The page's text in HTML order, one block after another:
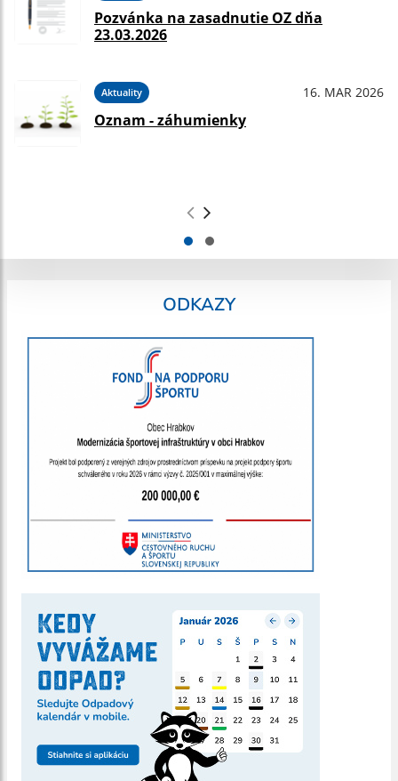
Pozvánka na zasadnutie OZ dňa
23.03.2026
Aktuality 16. MAR 2026
Oznam - záhumienky
ODKAZY